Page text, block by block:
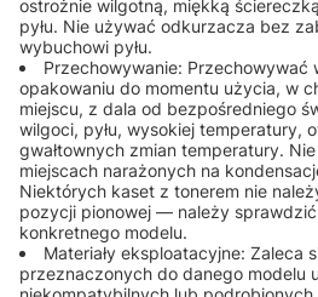
ostrożnie wilgotną, miękką
pyłu. Nie używać odkurzacza bez
wybuchowi pyłu.
Przechowywanie: Przechowywać
opakowaniu do momentu użycia, w
miejscu, z dala od bezpośredniego
wilgoci, pyłu, wysokiej temperatury,
gwałtownych zmian temperatury.
miejscach narażonych na
Niektórych kaset z tonerem nie
pozycji pionowej — należy
konkretnego modelu.
Materiały eksploatacyjne: Zaleca
przeznaczonych do danego modelu